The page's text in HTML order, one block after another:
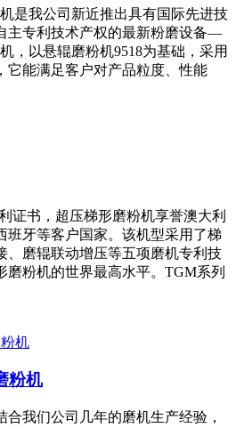
是我公司新近推出具有国际先进技
主专利技术产权的最新粉磨设备—
，以悬辊磨粉机9518为基础，采用
它能满足客户对产品粒度、性能
证书，超压梯形磨粉机享誉澳大利
班牙等客户国家。该机型采用了梯
、磨辊联动增压等五项磨机专利技
磨粉机的世界最高水平。TGM系列
粉机
合我们公司几年的磨机生产经验，